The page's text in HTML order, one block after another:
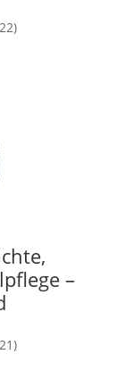
–